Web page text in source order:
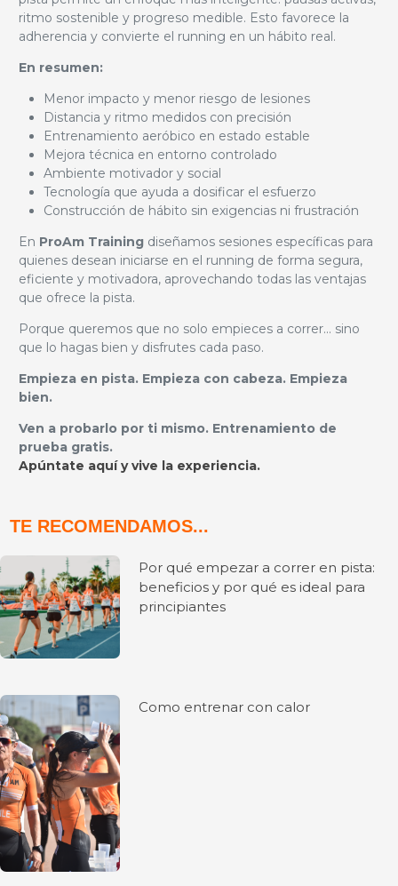
ritmo sostenible y progreso medible. Esto favorece la
adherencia y convierte el running en un hábito real.
En resumen:
Menor impacto y menor riesgo de lesiones
Distancia y ritmo medidos con precisión
Entrenamiento aeróbico en estado estable
Mejora técnica en entorno controlado
Ambiente motivador y social
Tecnología que ayuda a dosificar el esfuerzo
Construcción de hábito sin exigencias ni frustración
En ProAm Trainingdiseñamos sesiones específicas para
quienes desean iniciarse en el running de forma segura,
eficiente y motivadora, aprovechando todas las ventajas
que ofrece la pista.
Porque queremos que no solo empieces a correr... sino
que lo hagas bien y disfrutes cada paso.
Empieza en pista. Empieza con cabeza. Empieza
bien.
Ven a probarlo por ti mismo. Entrenamiento de
prueba gratis.
Apúntate aquí y vive la experiencia.
TE RECOMENDAMOS...
Por qué empezar a correr en pista:
beneficios y por qué es ideal para
principiantes
Como entrenar con calor